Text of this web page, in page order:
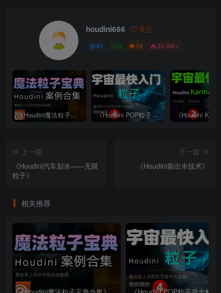
houdini666 关注
81 0 24 34.9W+
《Houdini魔法粒子宝典合集》 《Houdini POP粒子篇全解析》—— 宇宙最快入门系列④
上一篇
《Houdini汽车划水——无限
粒子》
下一篇
《Houdini新出水技术》
相关推荐